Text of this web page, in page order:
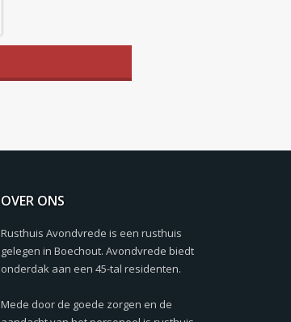
OVER ONS
Rusthuis Avondvrede is een rusthuis
gelegen in Boechout. Avondvrede biedt
onderdak aan een 45-tal residenten.
Mede door de goede zorgen en de